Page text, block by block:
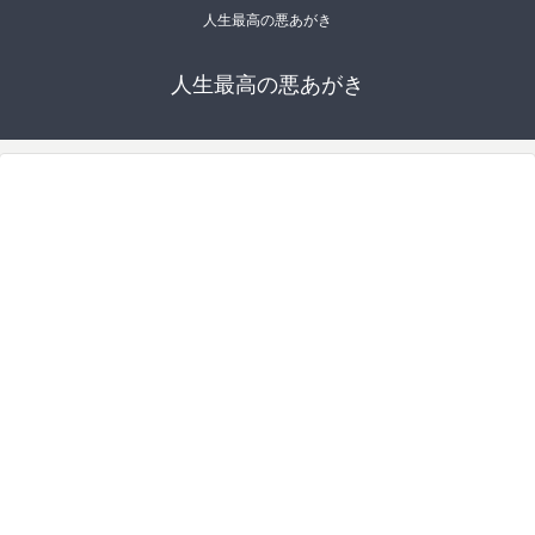
人生最高の悪あがき
人生最高の悪あがき